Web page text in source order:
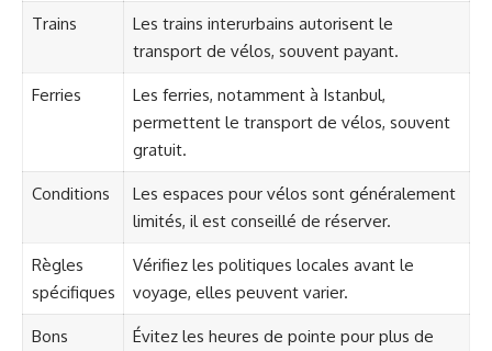
Trains
Les trains interurbains autorisent le
transport de vélos, souvent payant.
Ferries
Les ferries, notamment à Istanbul,
permettent le transport de vélos, souvent
gratuit.
Conditions
Les espaces pour vélos sont généralement
limités, il est conseillé de réserver.
Règles
spécifiques
Vérifiez les politiques locales avant le
voyage, elles peuvent varier.
Bons
Évitez les heures de pointe pour plus de